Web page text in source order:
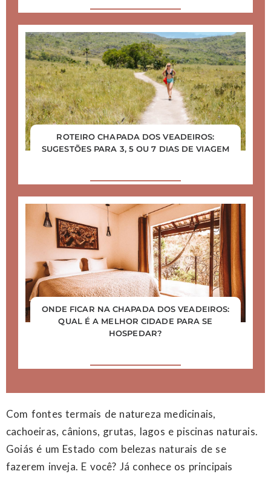
ROTEIRO CHAPADA DOS VEADEIROS:
SUGESTÕES PARA 3, 5 OU 7 DIAS DE VIAGEM
ONDE FICAR NA CHAPADA DOS VEADEIROS:
QUAL É A MELHOR CIDADE PARA SE
HOSPEDAR?
Com fontes termais de natureza medicinais,
cachoeiras, cânions, grutas, lagos e piscinas naturais.
Goiás é um Estado com belezas naturais de se
fazerem inveja. E você? Já conhece os principais